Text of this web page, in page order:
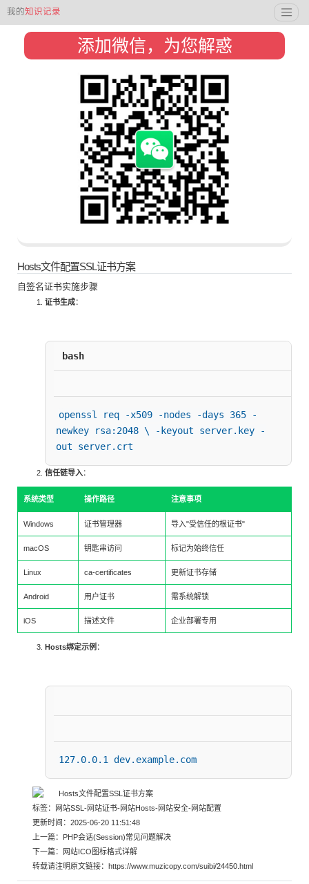
我的知识记录
添加微信，为您解惑
Hosts文件配置SSL证书方案
自签名证书实施步骤
证书生成：
bash
openssl req -x509 -nodes -days 365 -
newkey rsa:2048 \ -keyout server.key -
out server.crt
信任链导入 ：
系统类型 操作路径 注意事项
Windows 证书管理器 导入"受信任的根证书"
macOS 钥匙串访问 标记为始终信任
Linux ca-certificates 更新证书存储
Android 用户证书 需系统解锁
iOS 描述文件 企业部署专用
Hosts绑定示例 ：
127.0.0.1 dev.example.com
标签： 网站SSL -网站证书-网站Hosts-网站安全-网站配置
更新时间：2025-06-20 11:51:48
上一篇：
PHP会话(Session)常见问题解决
下一篇：
网站ICO图标格式详解
转载请注明原文链接： https://www.muzicopy.com/suibi/24450.html